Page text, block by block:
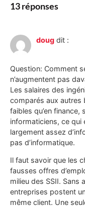
13 réponses
doug dit :
Question: Comment
n’augmentent pas
Les salaires des
comparés aux autres
faibles qu’en
informaticiens, ce qui
largement assez
pas d’informatique.
Il faut savoir que les
fausses offres
milieu des SSII. Sans
entreprises postent
même client. Une